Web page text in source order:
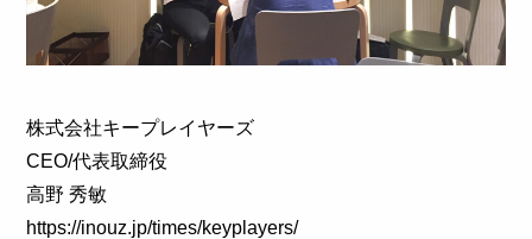
株式会社キープレイヤーズ
CEO/代表取締役
高野 秀敏
https://inouz.jp/times/keyplayers/